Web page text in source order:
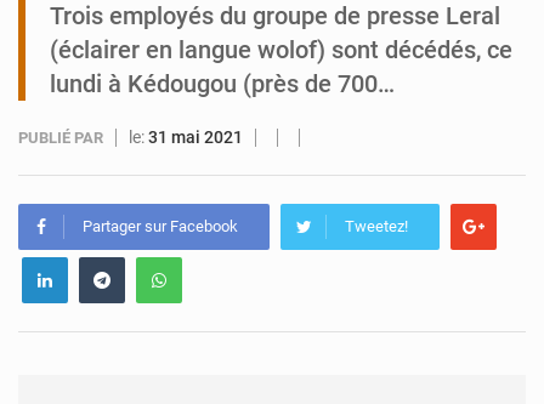
Chasse aux gabegies à Niamey : 74 milliards de FCFA recouvrés par la COLDEFF
Trois employés du groupe de presse Leral
(éclairer en langue wolof) sont décédés, ce
lundi à Kédougou (près de 700…
PUBLIÉ PAR le:31 mai 2021
Partager sur Facebook Tweetez!